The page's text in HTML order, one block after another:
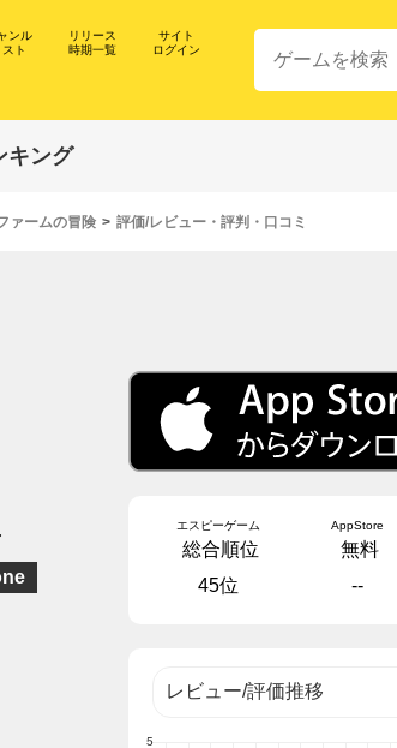
ンル
スト
リリース
時期一覧
サイト
ログイン
キング
ァームの冒険 評価/レビュー・評判・口コミ
エスピーゲーム
総合順位
45位
AppStore
無料
--